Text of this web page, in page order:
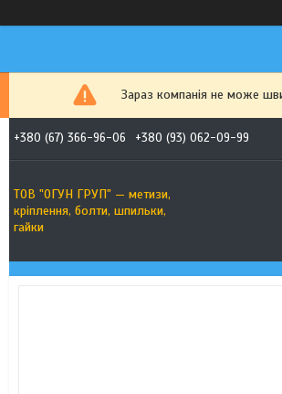
Зараз компанія не може
+380 (67) 366-96-06 +380 (93) 062-09-99
ТОВ "ОГУН ГРУП" — метизи,
кріплення, болти, шпильки,
гайки